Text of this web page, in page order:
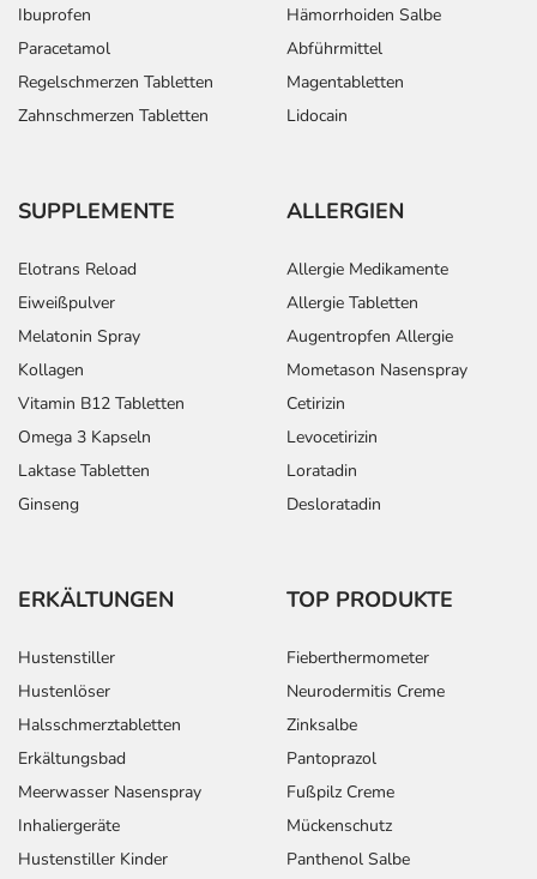
Ibuprofen
Paracetamol
Regelschmerzen Tabletten
Zahnschmerzen Tabletten
Hämorrhoiden Salbe
Abführmittel
Magentabletten
Lidocain
SUPPLEMENTE
Elotrans Reload
Eiweißpulver
Melatonin Spray
Kollagen
Vitamin B12 Tabletten
Omega 3 Kapseln
Laktase Tabletten
Ginseng
ALLERGIEN
Allergie Medikamente
Allergie Tabletten
Augentropfen Allergie
Mometason Nasenspray
Cetirizin
Levocetirizin
Loratadin
Desloratadin
ERKÄLTUNGEN
Hustenstiller
Hustenlöser
Halsschmerztabletten
Erkältungsbad
Meerwasser Nasenspray
Inhaliergeräte
Hustenstiller Kinder
TOP PRODUKTE
Fieberthermometer
Neurodermitis Creme
Zinksalbe
Pantoprazol
Fußpilz Creme
Mückenschutz
Panthenol Salbe